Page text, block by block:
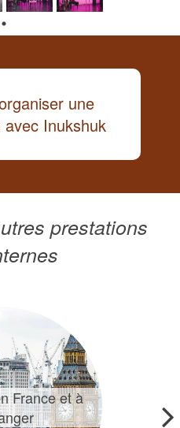
une
Inukshuk
prestations
France et à